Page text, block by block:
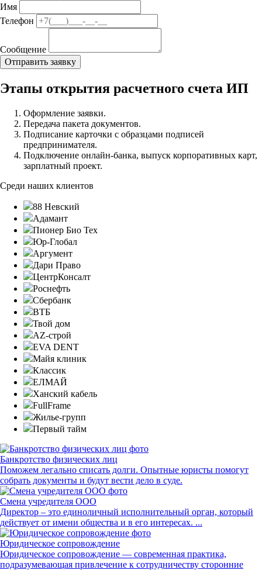
Имя
Телефон
Сообщение
Этапы открытия расчетного счета ИП
Оформление заявки.
Передача пакета документов.
Подписание карточки с образцами подписей
предпринимателя.
Подключение онлайн-банка, выпуск корпоративных карт,
зарплатный проект.
Среди наших клиентов
88 Невский
Адамант
Пионер Био Тех
Юр-Глобал
Аргумент
Дари Право
ЦентрКонсалт
Роснефть
Сбербанк
ВТБ
Твой дом
AZ-строй
EVA DENT
Майя клиник
Классик
ЕЛМАЙ
Ханский кабель
FullFrame
Жилье-групп
Первый тайм
Банкротство физических лиц
Поможем легально списать долги. Опытные юристы помогут
собрать документы и будут вести дело в суде.
Смена учредителя ООО
Директор – это единоличный исполнительный орган, который
действует от имени общества и в его интересах. ...
Юридическое сопровождение
Юридическое сопровождение — современная практика,
подразумевающая привлечение к сотрудничеству сторонние